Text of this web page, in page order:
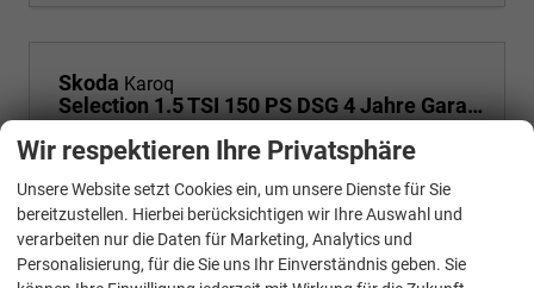
Skoda Karoq
Selection 1.5 TSI 150 PS DSG 4 Jahre Garantie-Anhängerkupplung-Keyless Start-AppleCarPlay-AndroidAuto-Sunset-Tempomat-2-Zonen-Klima-16''Alu
Wir respektieren Ihre Privatsphäre
Unsere Website setzt Cookies ein, um unsere Dienste für Sie
bereitzustellen. Hierbei berücksichtigen wir Ihre Auswahl und
verarbeiten nur die Daten für Marketing, Analytics und
Personalisierung, für die Sie uns Ihr Einverständnis geben. Sie